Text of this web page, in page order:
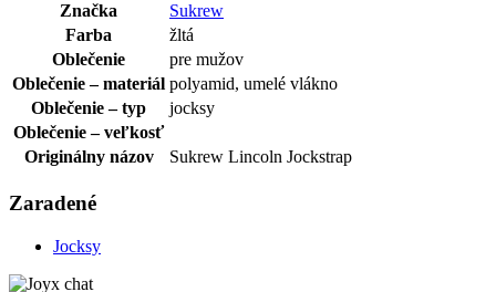
Značka
Sukrew
Farba
žltá
Oblečenie
pre mužov
Oblečenie – materiál polyamid, umelé vlákno
Oblečenie – typ
jocksy
Oblečenie – veľkosť
Originálny názov
Sukrew Lincoln Jockstrap
Zaradené
Jocksy